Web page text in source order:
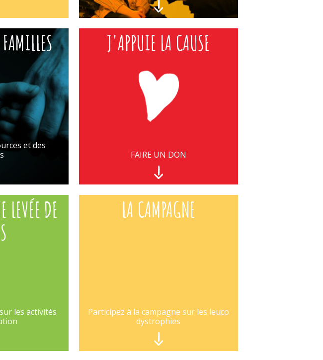
et des
J'APPUIE LA CAUSE
FAIRE UN DON
LEVÉE DE
les activités
LA CAMPAGNE
Participez à la campagne sur les leuco
dystrophies